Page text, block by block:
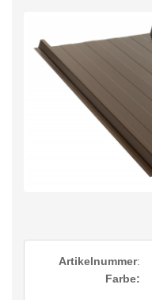
Artikelnummer:
Farbe: